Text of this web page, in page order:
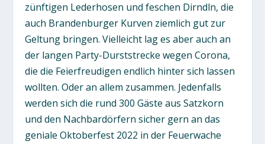
zünftigen Lederhosen und feschen Dirndln, die
auch Brandenburger Kurven ziemlich gut zur
Geltung bringen. Vielleicht lag es aber auch an
der langen Party-Durststrecke wegen Corona,
die die Feierfreudigen endlich hinter sich lassen
wollten. Oder an allem zusammen. Jedenfalls
werden sich die rund 300 Gäste aus Satzkorn
und den Nachbardörfern sicher gern an das
geniale Oktoberfest 2022 in der Feuerwache